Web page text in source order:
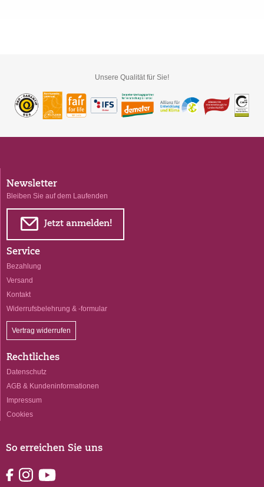
Unsere Qualität für Sie!
So erreichen Sie uns
Newsletter
Bleiben Sie auf dem Laufenden
E Jetzt anmelden!
Service
Bezahlung
Versand
Kontakt
Widerrufsbelehrung & -formular
Vertrag widerrufen
Rechtliches
Datenschutz
AGB & Kundeninformationen
Impressum
Cookies